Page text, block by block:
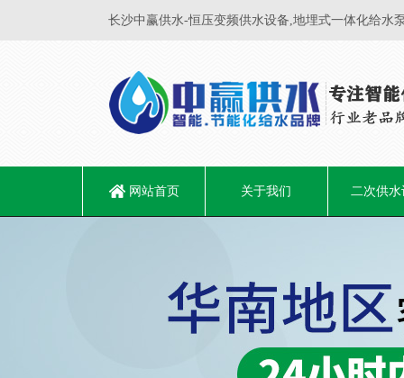
长沙中赢供水-恒压变频供水设备,地埋式一体化给水
网站首页 关于我们 二次供水